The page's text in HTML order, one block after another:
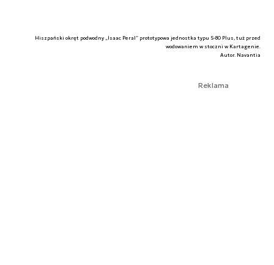
Hiszpański okręt podwodny „Isaac Peral” prototypowa jednostka typu S-80 Plus, tuż przed
wodowaniem w stoczni w Kartagenie.
Autor. Navantia
Reklama